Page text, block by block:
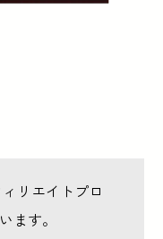
リエイトプロ
ます。